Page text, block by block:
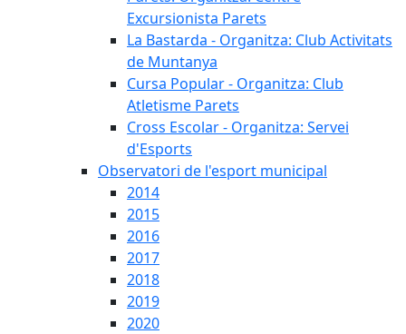
Excursionista Parets
La Bastarda - Organitza: Club Activitats
de Muntanya
Cursa Popular - Organitza: Club
Atletisme Parets
Cross Escolar - Organitza: Servei
d'Esports
Observatori de l'esport municipal
2014
2015
2016
2017
2018
2019
2020